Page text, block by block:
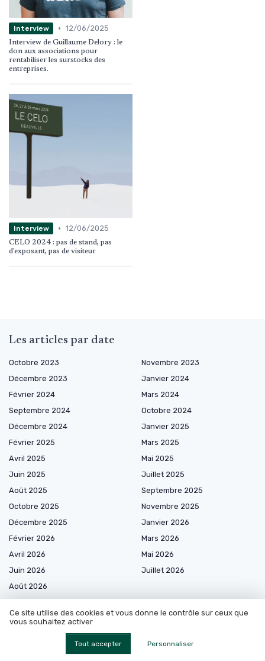
Interview • 12/06/2025
Interview de Guillaume Delory : le
don aux associations pour
rentabiliser les surstocks des
entreprises.
Interview • 12/06/2025
CELO 2024 : pas de stand, pas
d'exposant, pas de visiteur
Les articles par date
Octobre 2023
Novembre 2023
Décembre 2023
Janvier 2024
Février 2024
Mars 2024
Septembre 2024
Octobre 2024
Décembre 2024
Janvier 2025
Février 2025
Mars 2025
Avril 2025
Mai 2025
Juin 2025
Juillet 2025
Août 2025
Septembre 2025
Octobre 2025
Novembre 2025
Décembre 2025
Janvier 2026
Février 2026
Mars 2026
Avril 2026
Mai 2026
Juin 2026
Juillet 2026
Août 2026
Ce site utilise des cookies et vous donne le contrôle sur ceux que
vous souhaitez activer
Tout accepter Personnaliser